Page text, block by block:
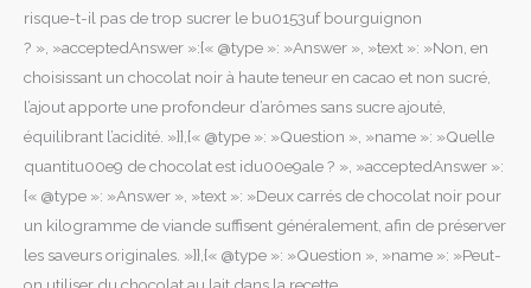
risque-t-il pas de trop sucrer le bu0153uf bourguignon
? », »acceptedAnswer »:{« @type »: »Answer », »text »: »Non, en
choisissant un chocolat noir à haute teneur en cacao et non sucré,
l’ajout apporte une profondeur d’arômes sans sucre ajouté,
équilibrant l’acidité. »}},{« @type »: »Question », »name »: »Quelle
quantitu00e9 de chocolat est idu00e9ale ? », »acceptedAnswer »:
{« @type »: »Answer », »text »: »Deux carrés de chocolat noir pour
un kilogramme de viande suffisent généralement, afin de préserver
les saveurs originales. »}},{« @type »: »Question », »name »: »Peut-